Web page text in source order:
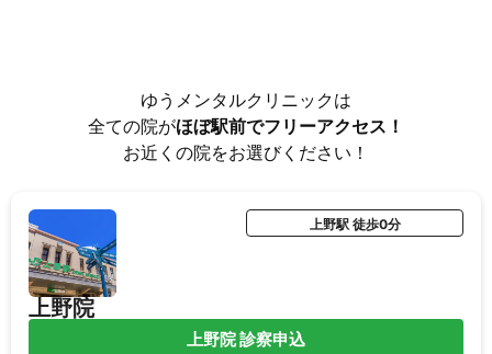
ゆうメンタルクリニックは
全ての院がほぼ駅前でフリーアクセス！
お近くの院をお選びください！
上野院
上野駅 徒歩0分
上野院 診察申込